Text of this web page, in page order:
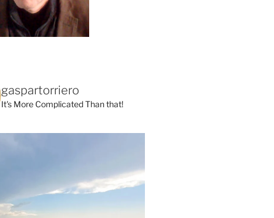
gaspartorriero
It's More Complicated Than that!